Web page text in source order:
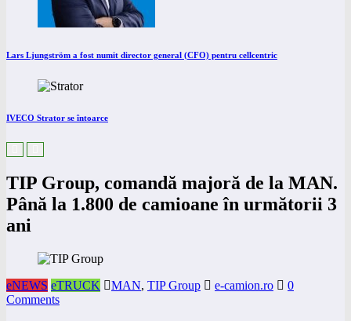
Lars Ljungström a fost numit director general (CFO) pentru cellcentric
IVECO Strator se întoarce
TIP Group, comandă majoră de la MAN.
Până la 1.800 de camioane în următorii 3
ani
eNEWS eTRUCK MAN, TIP Group e-camion.ro
0
Comments